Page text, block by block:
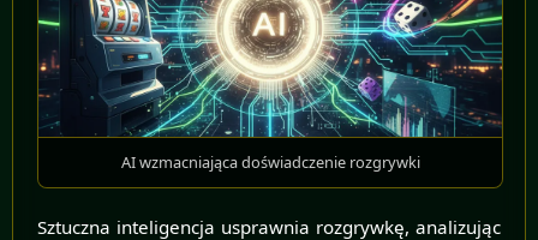
AI wzmacniająca doświadczenie rozgrywki
Sztuczna inteligencja usprawnia rozgrywkę, analizując